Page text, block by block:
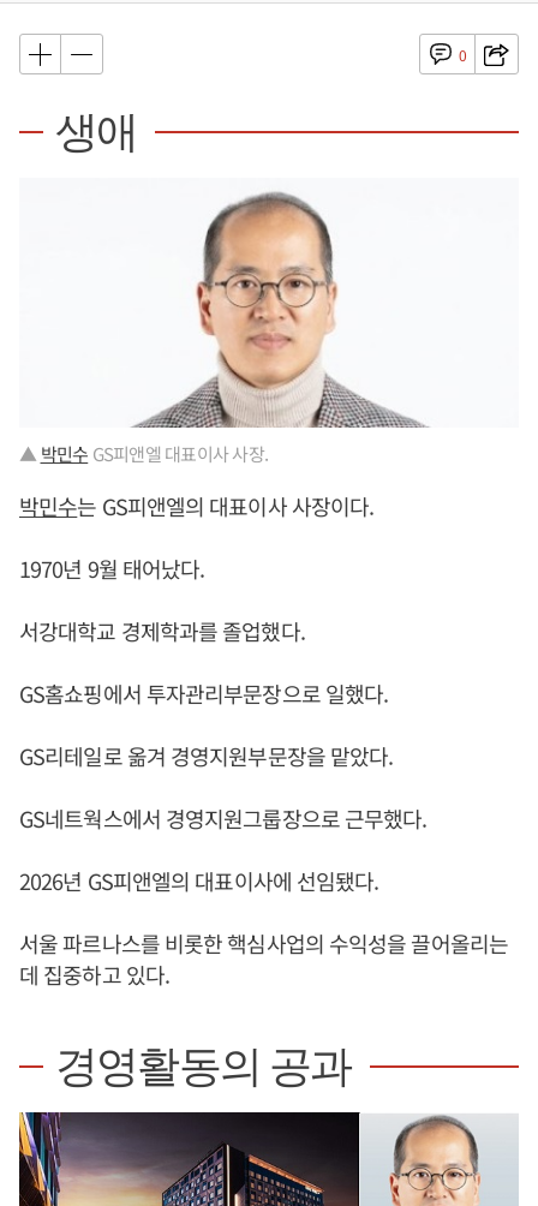
0
생애
▲ 박민수 GS피앤엘 대표이사 사장.
박민수는 GS피앤엘의 대표이사 사장이다.
1970년 9월 태어났다.
서강대학교 경제학과를 졸업했다.
GS홈쇼핑에서 투자관리부문장으로 일했다.
GS리테일로 옮겨 경영지원부문장을 맡았다.
GS네트웍스에서 경영지원그룹장으로 근무했다.
2026년 GS피앤엘의 대표이사에 선임됐다.
서울 파르나스를 비롯한 핵심사업의 수익성을 끌어올리는
데 집중하고 있다.
경영활동의 공과